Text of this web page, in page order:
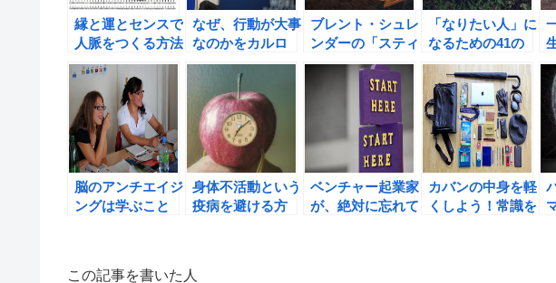
縁と運とセンスで
人脈をつくる方法
なぜ、行動が大事
なのかをカルロ
ス・ゴーンの言葉
から学ぶ！
ブレント・シュレ
ンダーの「スティ
ーブ・ジョブズ
無謀な男が真のリ
ーダーになるま
で」の書評
「なりたい人」に
なるための41の
やり方（窪田良
著）の書評
脳のアンチエイジ
ングは学ぶこと
身体不活動という
疫病を避ける方
ベンチャー起業家
が、絶対に忘れて
カバンの中身を軽
くしよう！常識を
この記事を書いた人